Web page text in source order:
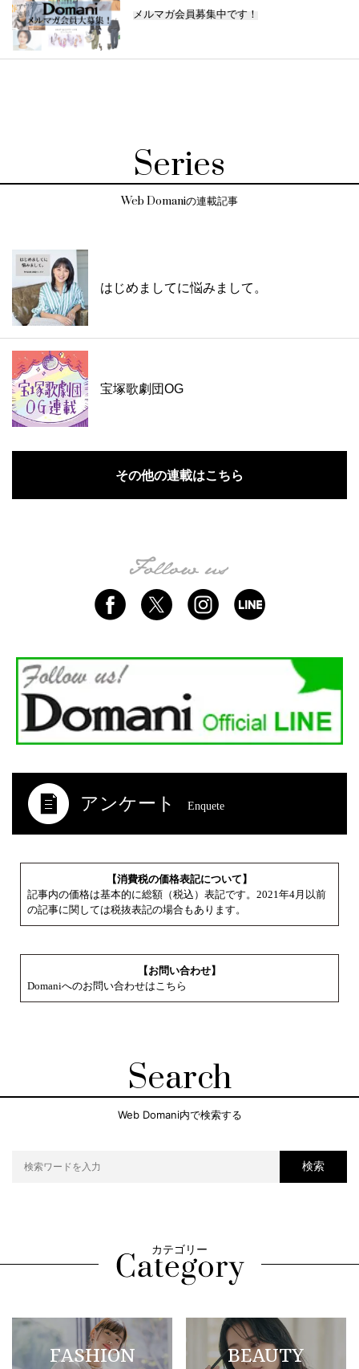
メルマガ会員募集中です！
Series
Web Domaniの連載記事
はじめましてに悩みまして。
宝塚歌劇団OG
その他の連載はこちら
アンケート Enquete
【消費税の価格表記について】
記事内の価格は基本的に総額（税込）表記です。2021年4月以前
の記事に関しては税抜表記の場合もあります。
【お問い合わせ】
Domaniへのお問い合わせはこちら
Search
Web Domani内で検索する
検索
カテゴリー
FASHION BEAUTY